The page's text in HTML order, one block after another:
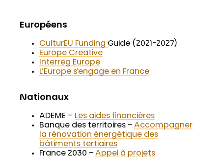
Européens
CulturEU Funding Guide (2021-2027)
Europe Creative
Interreg Europe
L’Europe s’engage en France
Nationaux
ADEME – Les aides financières
Banque des territoires – Accompagner
la rénovation énergétique des
bâtiments tertiaires
France 2030 – Appel à projets